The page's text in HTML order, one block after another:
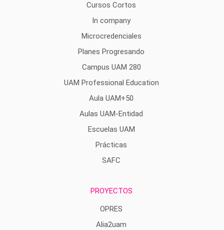
Cursos Cortos
In company
Microcredenciales
Planes Progresando
Campus UAM 280
UAM Professional Education
Aula UAM+50
Aulas UAM-Entidad
Escuelas UAM
Prácticas
SAFC
PROYECTOS
OPRES
Alia2uam